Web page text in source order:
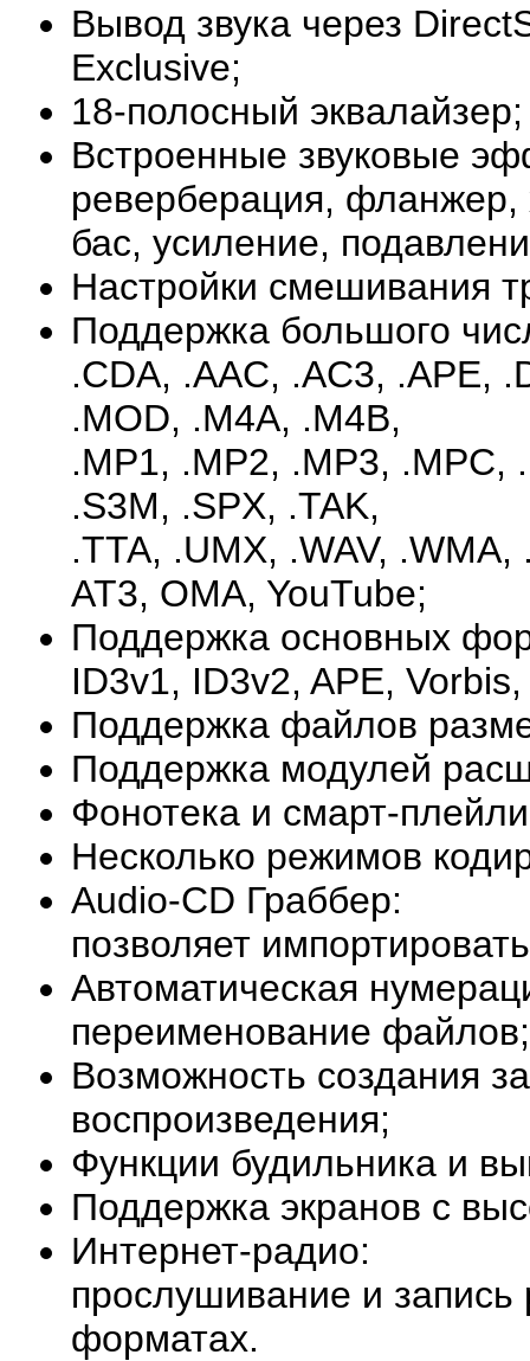
Вывод звука через
Exclusive;
18-полосный эквалайзер;
Встроенные звуковые
реверберация, фланжер,
бас, усиление,
Настройки смешивания
Поддержка большого
.CDA, .AAC, .AC3, .APE,
.MOD, .M4A, .M4B,
.MP1, .MP2, .MP3, .MPC,
.S3M, .SPX, .TAK,
.TTA, .UMX, .WAV,
AT3, OMA, YouTube;
Поддержка основных
ID3v1, ID3v2, APE,
Поддержка файлов
Поддержка модулей
Фонотека и смарт-
Несколько режимов
Audio-CD Граббер:
позволяет
Автоматическая
переименование файлов;
Возможность создания
воспроизведения;
Функции будильника и
Поддержка экранов с
Интернет-радио:
прослушивание и
форматах.